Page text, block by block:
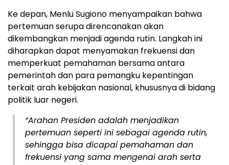
Ke depan, Menlu Sugiono menyampaikan bahwa
pertemuan serupa direncanakan akan
dikembangkan menjadi agenda rutin. Langkah ini
diharapkan dapat menyamakan frekuensi dan
memperkuat pemahaman bersama antara
pemerintah dan para pemangku kepentingan
terkait arah kebijakan nasional, khususnya di bidang
politik luar negeri.
“Arahan Presiden adalah menjadikan
pertemuan seperti ini sebagai agenda rutin,
sehingga bisa dicapai pemahaman dan
frekuensi yang sama mengenai arah serta